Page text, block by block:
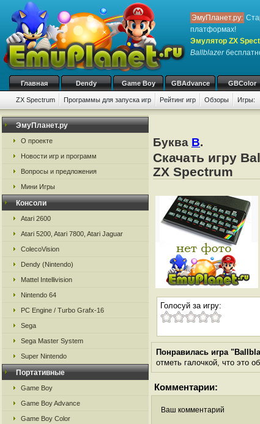
ЭмуПланет.ру:
платформах!
Эмулятор ZX
Ballblazer
Главная Dendy Game Boy GBAdvance GBColor
ZX Spectrum Программы для запуска игр Рейтинг игр Обзоры Игры:
ЭмуПланет.ру
О проекте
Новости игр и программ
Вопросы и предложения
Мини Игры
Консоли
Atari 2600
Atari 5200, Atari 7800, Atari Jaguar
ColecoVision
Dendy (Nintendo)
Mattel Intellivision
Nintendo 64
PC Engine / Turbo Grafx-16
Sega
Sega Master System
Super Nintendo
Портативные
Game Boy
Game Boy Advance
Game Boy Color
Буква B.
Скачать игру
ZX Spectrum
Голосуй за игру:
Понравилась игра
отметь галочкой, что это
Комментарии:
Ваш комментарий